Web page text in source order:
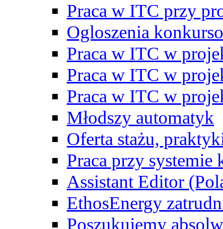
Praca w ITC przy
Ogloszenia
Praca w ITC w
Praca w ITC w
Praca w ITC w
Młodszy automatyk
Oferta stażu,
Praca przy
Assistant Editor
EthosEnergy
Poszukujemy